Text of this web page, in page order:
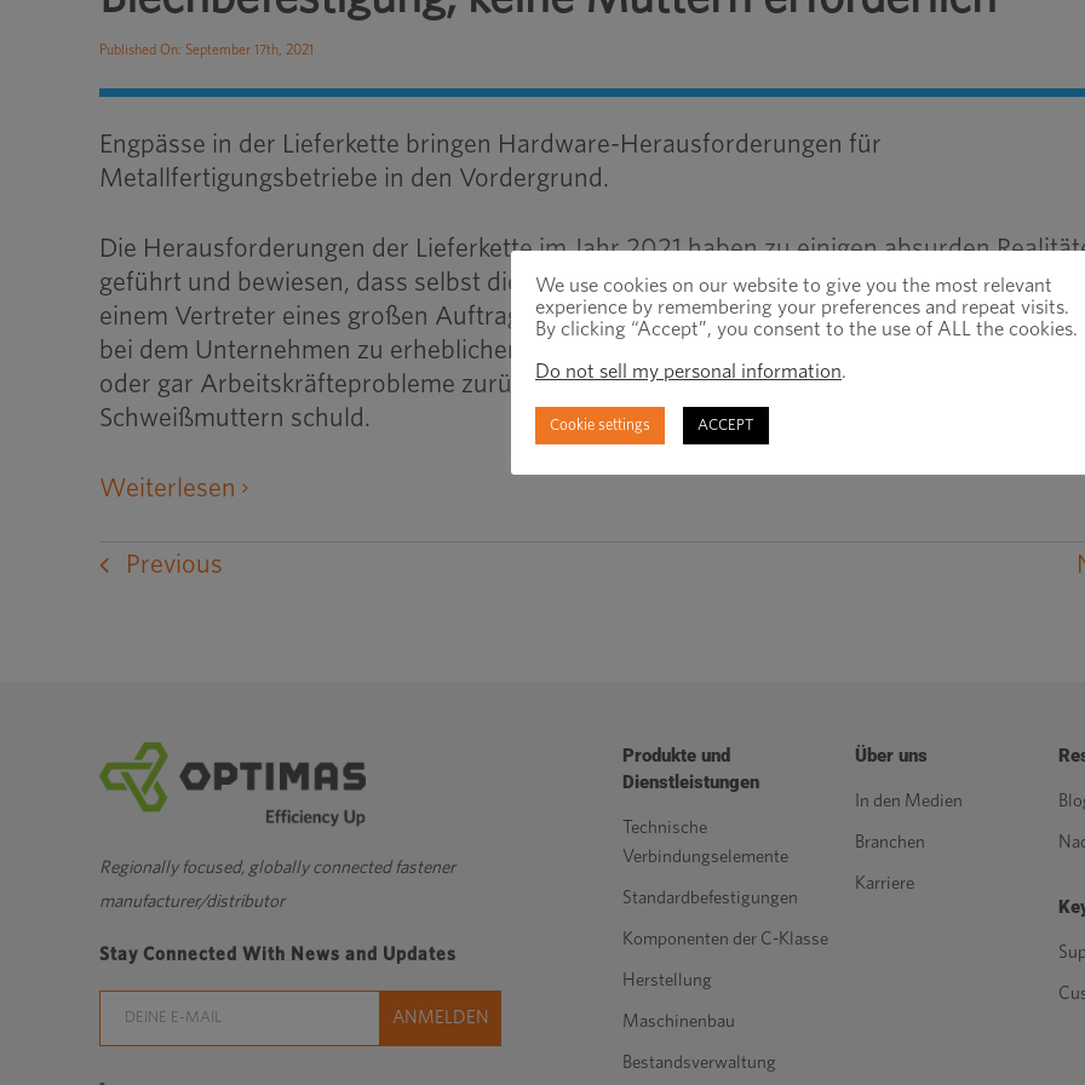
Published On: September 17th, 2021
Engpässe in der Lieferkette bringen Hardware-Herausforderungen für
Metallfertigungsbetriebe in den Vordergrund.
Die Herausforderungen der Lieferkette im Jahr 2021 haben zu einigen absurden
geführt und bewiesen, dass selbst die kleinste Welle zu Wellen der Störung werden
einem Vertreter eines großen Auftragsmetallherstellers im oberen Mittleren Westen
bei dem Unternehmen zu erheblichen Projektverzögerungen, die nicht auf
oder gar Arbeitskräfteprobleme zurückzuführen waren. Wie sich herausstellte, waren
Schweißmuttern schuld.
Weiterlesen öffnet
Previous
Regionally focused, globally connected fastener
manufacturer/distributor
Stay Connected With News and Updates
Produkte und
Dienstleistungen
Technische
Verbindungselemente
Standardbefestigungen
Komponenten der C-Klasse
Herstellung
Maschinenbau
Bestandsverwaltung
Über uns
In den Medien
Branchen
Karriere
We use cookies on our website to give you the most relevant
experience by remembering your preferences and repeat visits.
By clicking “Accept”, you consent to the use of ALL the cookies.
Do not sell my personal information.
Cookie settings ACCEPT